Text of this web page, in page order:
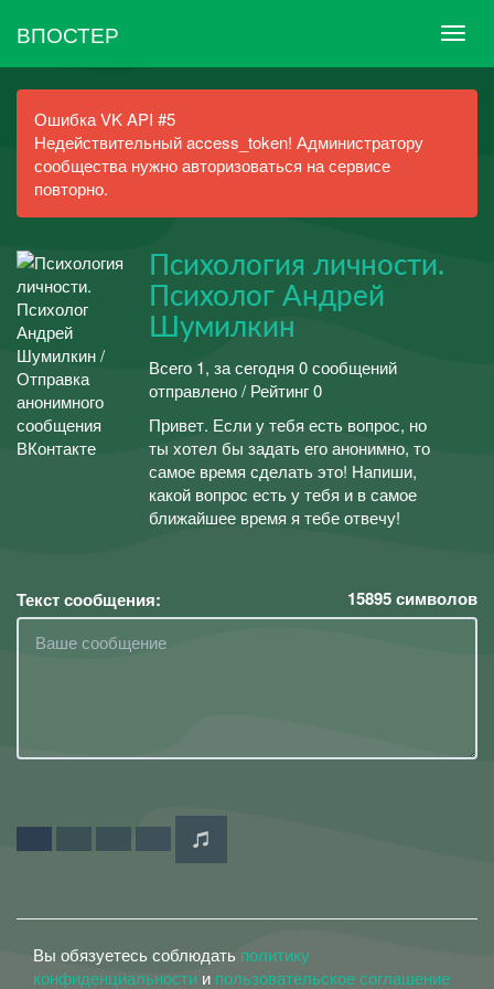
ВПОСТЕР
Ошибка VK API #5
Недействительный access_token! Администратору
сообщества нужно авторизоваться на сервисе
повторно.
Психология личности.
Психолог Андрей
Шумилкин
Всего 1, за сегодня 0 сообщений
отправлено / Рейтинг 0
Привет. Если у тебя есть вопрос, но
ты хотел бы задать его анонимно, то
самое время сделать это! Напиши,
какой вопрос есть у тебя и в самое
ближайшее время я тебе отвечу!
Текст сообщения: 15895символов
Вы обязуетесь соблюдать политику
конфиденциальности и пользовательское соглашение